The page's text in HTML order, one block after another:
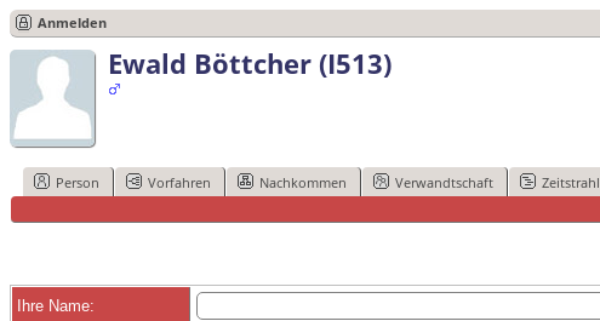
Anmelden
Ewald Böttcher (I513)
Person Vorfahren Nachkommen Verwandtschaft Zeitstrahl
Ihre Name: